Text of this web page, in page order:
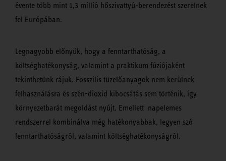
évente több mint 1,3 millió hőszivattyú-berendezést szerelnek
fel Európában.
Legnagyobb előnyük, hogy a fenntarthatóság, a
költséghatékonyság, valamint a praktikum fúziójaként
tekinthetünk rájuk. Fosszilis tüzelőanyagok nem kerülnek
felhasználásra és szén-dioxid kibocsátás sem történik, így
környezetbarát megoldást nyújt. Emellett napelemes
rendszerrel kombinálva még hatékonyabbak, legyen szó
fenntarthatóságról, valamint költséghatékonyságról.